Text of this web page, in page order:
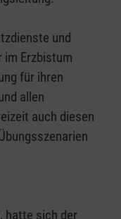
und
Erzbistum
für ihren
allen
auch diesen
hatte sich der